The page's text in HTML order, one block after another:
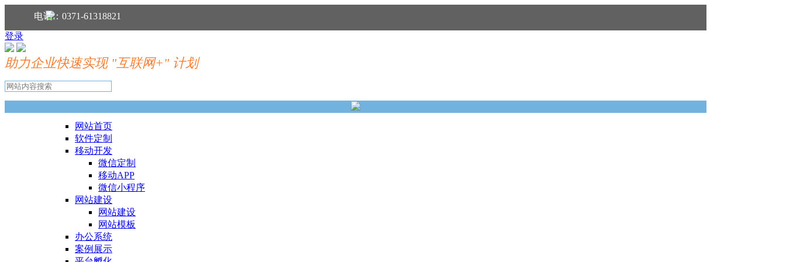
分享到：电话：0371-61318821
登录
助力企业快速实现 "互联网+" 计划
网站首页
软件定制
移动开发
微信定制
移动APP
微信小程序
网站建设
网站建设
网站模板
办公系统
案例展示